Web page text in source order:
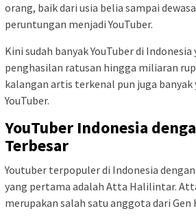
orang, baik dari usia belia sampai
peruntungan menjadi YouTuber.
Kini sudah banyak YouTuber di
penghasilan ratusan hingga miliaran
kalangan artis terkenal pun juga banyak
YouTuber.
YouTuber Indonesia
Terbesar
Youtuber terpopuler di Indonesia
yang pertama adalah Atta Halilintar.
merupakan salah satu anggota dari